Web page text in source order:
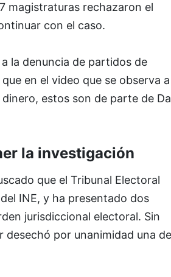
magistraturas rechazaron el
con el caso.
la denuncia de partidos de
en el video que se observa
estos son de parte de
la investigación
que el Tribunal Electoral
INE, y ha presentado dos
jurisdiccional electoral. Sin
desechó por unanimidad una